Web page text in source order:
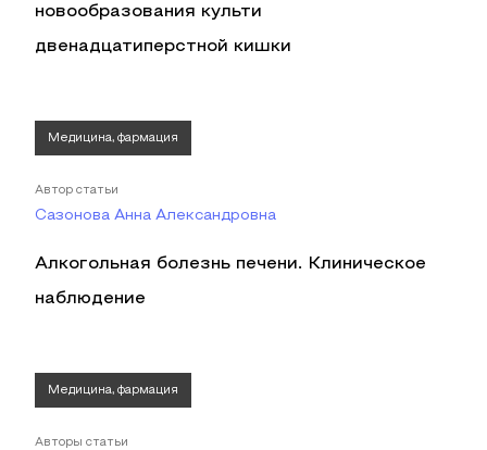
новообразования культи
двенадцатиперстной кишки
Медицина, фармация
Автор статьи
Сазонова Анна Александровна
Алкогольная болезнь печени. Клиническое
наблюдение
Медицина, фармация
Авторы статьи